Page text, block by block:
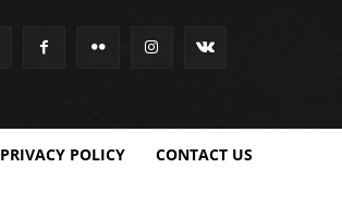
PRIVACY POLICY CONTACT US